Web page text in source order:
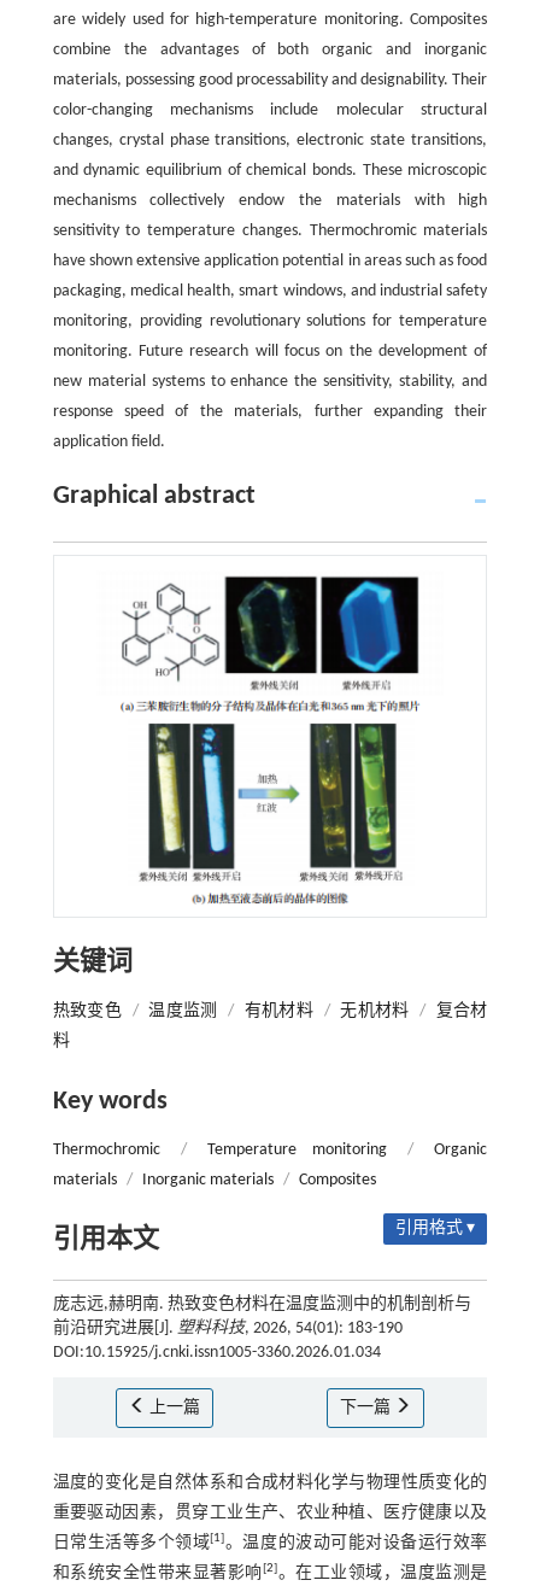
are widely used for high-temperature monitoring. Composites
combine the advantages of both organic and inorganic
materials, possessing good processability and designability. Their
color-changing mechanisms include molecular structural
changes, crystal phase transitions, electronic state transitions,
and dynamic equilibrium of chemical bonds. These microscopic
mechanisms collectively endow the materials with high
sensitivity to temperature changes. Thermochromic materials
have shown extensive application potential in areas such as food
packaging, medical health, smart windows, and industrial safety
monitoring, providing revolutionary solutions for temperature
monitoring. Future research will focus on the development of
new material systems to enhance the sensitivity, stability, and
response speed of the materials, further expanding their
application field.
Graphical abstract
关键词
热致变色 / 温度监测 / 有机材料 / 无机材料 / 复合材
料
Key words
Thermochromic / Temperature monitoring /
Organic
materials / Inorganic materials / Composites
引用本文 引用格式 ▾
庞志远,赫明南. 热致变色材料在温度监测中的机制剖析与
前沿研究进展[J]. 塑料科技, 2026, 54(01): 183-190
DOI:10.15925/j.cnki.issn1005-3360.2026.01.034
上一篇 下一篇
温度的变化是自然体系和合成材料化学与物理性质变化的
重要驱动因素，贯穿工业生产、农业种植、医疗健康以及
日常生活等多个领域[1]。温度的波动可能对设备运行效率
和系统安全性带来显著影响 [2]。在工业领域，温度监测是